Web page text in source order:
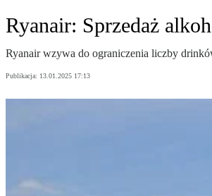
Ryanair: Sprzedaż
Ryanair wzywa do ograniczenia liczby
Publikacja: 13.01.2025 17:13